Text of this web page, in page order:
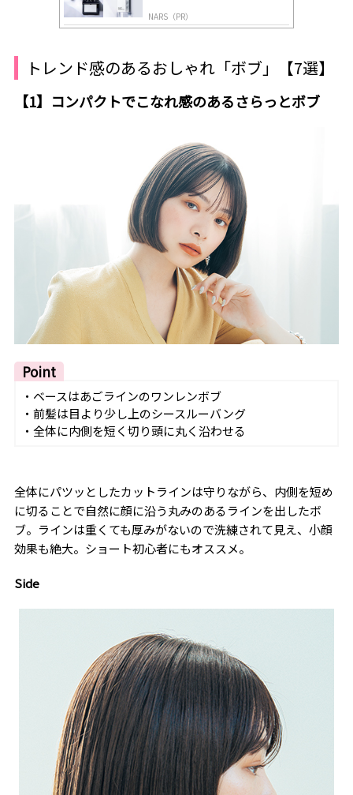
NARS（PR）
トレンド感のあるおしゃれ「ボブ」【7選】
【1】コンパクトでこなれ感のあるさらっとボブ
Point
・ベースはあごラインのワンレンボブ
・前髪は目より少し上のシースルーバング
・全体に内側を短く切り頭に丸く沿わせる
全体にパツッとしたカットラインは守りながら、内側を短め
に切ることで自然に顔に沿う丸みのあるラインを出したボ
ブ。ラインは重くても厚みがないので洗練されて見え、小顔
効果も絶大。ショート初心者にもオススメ。
Side